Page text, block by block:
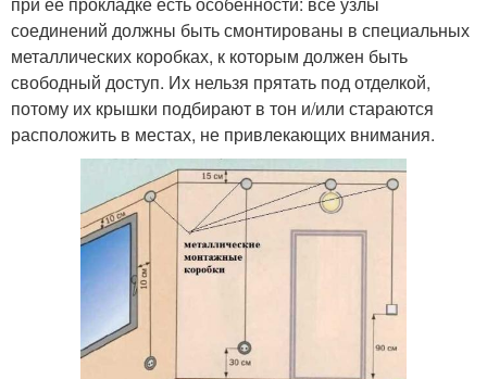
соединений должны быть смонтированы в специальных
металлических коробках, к которым должен быть
свободный доступ. Их нельзя прятать под отделкой,
потому их крышки подбирают в тон и/или стараются
расположить в местах, не привлекающих внимания.